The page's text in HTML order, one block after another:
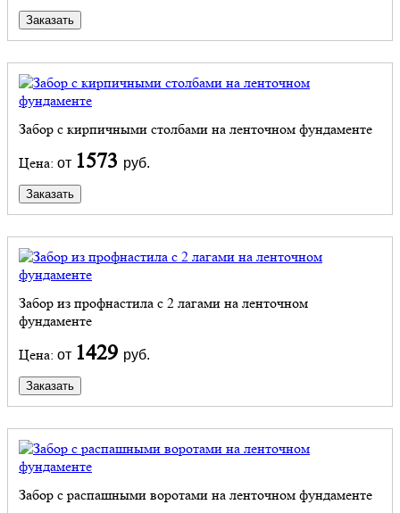
Заказать
Забор с кирпичными столбами на ленточном фундаменте
Цена: от 1573 руб.
Заказать
Забор из профнастила с 2 лагами на ленточном
фундаменте
Цена: от 1429 руб.
Заказать
Забор с распашными воротами на ленточном фундаменте